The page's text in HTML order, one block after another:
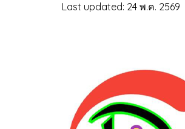
Last updated: 24 พ.ค. 2569